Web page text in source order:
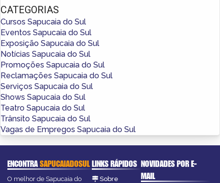
CATEGORIAS
Cursos Sapucaia do Sul
Eventos Sapucaia do Sul
Exposição Sapucaia do Sul
Notícias Sapucaia do Sul
Promoções Sapucaia do Sul
Reclamações Sapucaia do Sul
Serviços Sapucaia do Sul
Shows Sapucaia do Sul
Teatro Sapucaia do Sul
Trânsito Sapucaia do Sul
Vagas de Empregos Sapucaia do Sul
ENCONTRASAPUCAIADOSUL
O melhor de Sapucaia do
LINKS RÁPIDOS
Sobre
NOVIDADES POR E-
MAIL